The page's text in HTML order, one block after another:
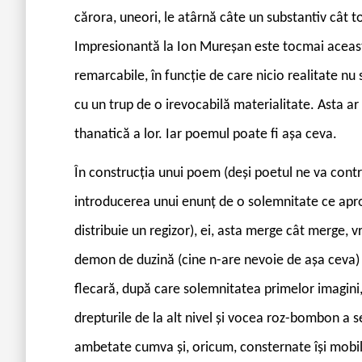
cărora, uneori, le atârnă câte un substantiv cât
Impresionantă la Ion Mureşan este tocmai
remarcabile, în funcţie de care nicio realitate
cu un trup de o irevocabilă materialitate. Asta
thanatică a lor. Iar poemul poate fi aşa ceva.
În construcţia unui poem (deşi poetul ne va
introducerea unui enunţ de o solemnitate ce
distribuie un regizor), ei, asta merge cât merge,
demon de duzină (cine n-are nevoie de aşa
flecară, după care solemnitatea primelor
drepturile de la alt nivel şi vocea roz-bombon
ambetate cumva şi, oricum, consternate îşi